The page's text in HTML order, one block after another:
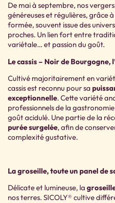
De mai à septembre, nos
généreuses et régulières, grâce
formée, souvent issue des
proches. Un lien fort entre
variétale… et passion du goût.
Le cassis – Noir de Bourgogne,
Cultivé majoritairement en
cassis est reconnu pour sa
exceptionnelle. Cette variété
professionnels de la
goût acidulé. Une partie de la
purée surgelée, afin de
complexité gustative.
La groseille, toute un panel de
Délicate et lumineuse, la
nos terres. SICOLY® cultive